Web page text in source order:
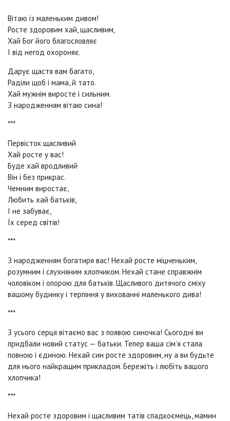
Вітаю із маленьким дивом!
Росте здоровим хай, щасливим,
Хай Бог його благословляє
І від негод охороняє.
Дарує щастя вам багато,
Раділи щоб і мама, й тато.
Хай мужнім виросте і сильним.
З народженням вітаю сина!
***
Первісток щасливий
Хай росте у вас!
Буде хай вродливий
Він і без прикрас.
Чемним виростає,
Любить хай батьків,
І не забуває,
Їх серед світів!
***
З народженням богатиря вас! Нехай росте міцненьким,
розумним і слухняним хлопчиком. Нехай стане справжнім
чоловіком і опорою для батьків. Щасливого дитячого сміху
вашому будинку і терпіння у вихованні маленького дива!
***
З усього серця вітаємо вас з появою синочка! Сьогодні ви
придбали новий статус — батьки. Тепер ваша сім’я стала
повною і єдиною. Нехай син росте здоровим, ну а ви будьте
для нього найкращим прикладом. Бережіть і любіть вашого
хлопчика!
***
Нехай росте здоровим і щасливим татів спадкоємець, мамин